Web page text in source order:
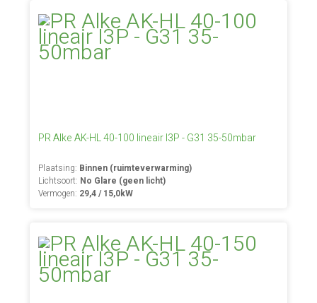
PR Alke AK-HL 40-100 lineair I3P - G31 35-50mbar
Plaatsing: Binnen (ruimteverwarming)
Lichtsoort: No Glare (geen licht)
Vermogen: 29,4 / 15,0kW